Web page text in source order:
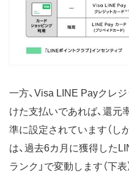
一方、Visa LINE Payクレ
けた支払いであれば、還元
準に設定されています（し
は、過去6カ月に獲得した
ランク」で変動します（下表